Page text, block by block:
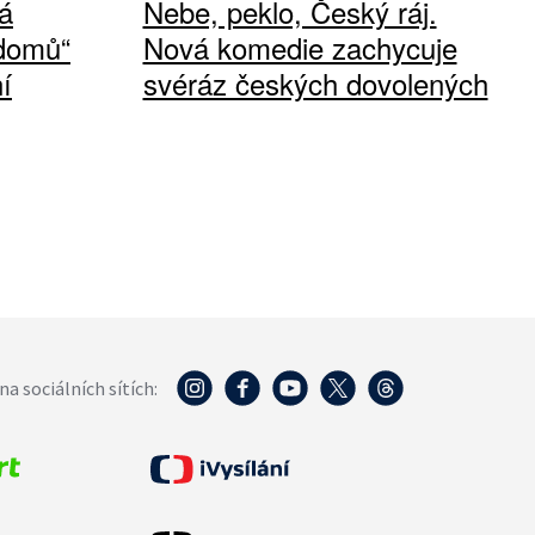
Nebe, peklo, Český ráj.
Nová komedie zachycuje
svéráz českých dovolených
sociálních sítích: